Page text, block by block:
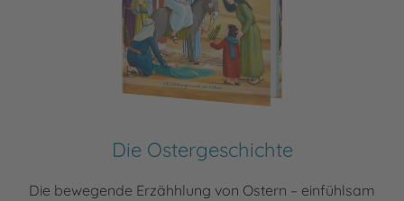
Die Ostergeschichte
Die bewegende Erzähhlung von Ostern – einfühlsam